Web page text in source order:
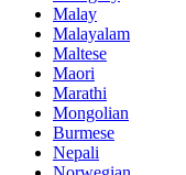
Malay
Malayalam
Maltese
Maori
Marathi
Mongolian
Burmese
Nepali